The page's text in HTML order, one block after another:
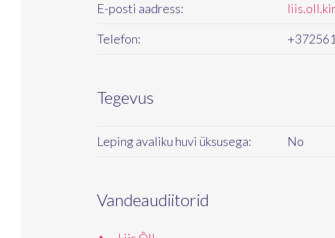
E-posti aadress:
Telefon:
Tegevus
Leping avaliku huvi üksusega: No
Vandeaudiitorid